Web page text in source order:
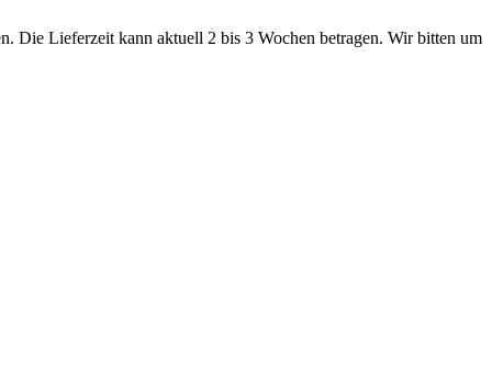
Die Lieferzeit kann aktuell 2 bis 3 Wochen betragen. Wir bitten um